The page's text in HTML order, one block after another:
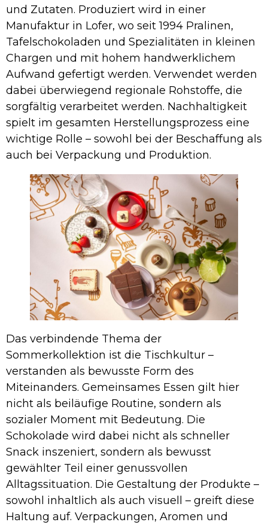
und Zutaten. Produziert wird in einer
Manufaktur in Lofer, wo seit 1994 Pralinen,
Tafelschokoladen und Spezialitäten in kleinen
Chargen und mit hohem handwerklichem
Aufwand gefertigt werden. Verwendet werden
dabei überwiegend regionale Rohstoffe, die
sorgfältig verarbeitet werden. Nachhaltigkeit
spielt im gesamten Herstellungsprozess eine
wichtige Rolle – sowohl bei der Beschaffung als
auch bei Verpackung und Produktion.
Das verbindende Thema der
Sommerkollektion ist die Tischkultur –
verstanden als bewusste Form des
Miteinanders. Gemeinsames Essen gilt hier
nicht als beiläufige Routine, sondern als
sozialer Moment mit Bedeutung. Die
Schokolade wird dabei nicht als schneller
Snack inszeniert, sondern als bewusst
gewählter Teil einer genussvollen
Alltagssituation. Die Gestaltung der Produkte –
sowohl inhaltlich als auch visuell – greift diese
Haltung auf. Verpackungen, Aromen und